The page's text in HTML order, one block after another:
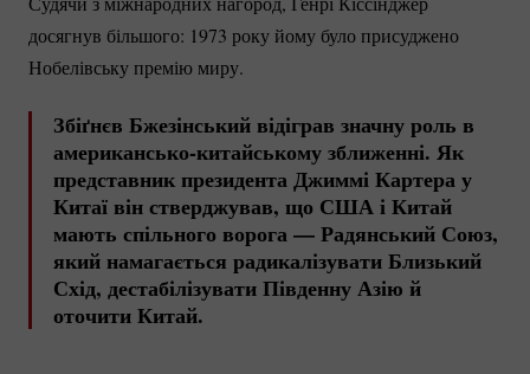
досягнув більшого: 1973 року йому було присуджено
Нобелівську премію миру.
Збіґнєв Бжезінський відіграв значну роль в
американсько-китайськомузближенні. Як
представник президента Джиммі Картера у
Китаї він стверджував, що США і Китай
мають спільного ворога — Радянський Союз,
який намагається радикалізувати Близький
Схід, дестабілізувати Південну Азію й
оточити Китай.